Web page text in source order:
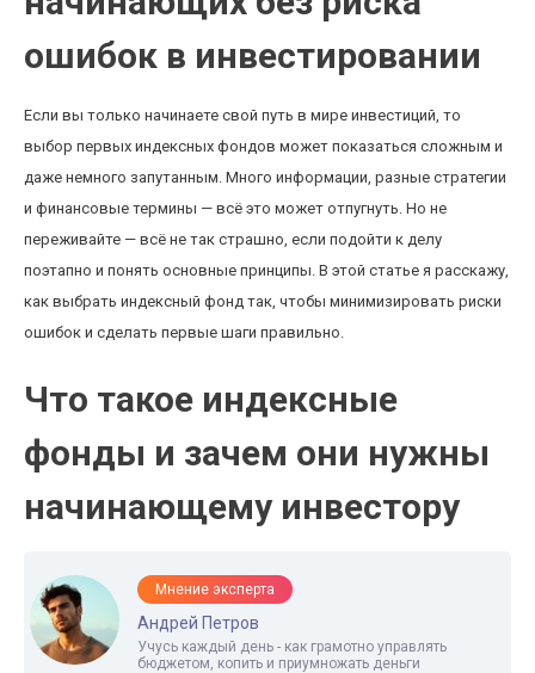
ошибок в инвестировании
Если вы только начинаете свой путь в мире инвестиций, то
выбор первых индексных фондов может показаться сложным и
даже немного запутанным. Много информации, разные стратегии
и финансовые термины — всё это может отпугнуть. Но не
переживайте — всё не так страшно, если подойти к делу
поэтапно и понять основные принципы. В этой статье я расскажу,
как выбрать индексный фонд так, чтобы минимизировать риски
ошибок и сделать первые шаги правильно.
Что такое индексные
фонды и зачем они нужны
начинающему инвестору
Мнение эксперта
Андрей Петров
Учусь каждый день - как грамотно управлять
бюджетом, копить и приумножать деньги